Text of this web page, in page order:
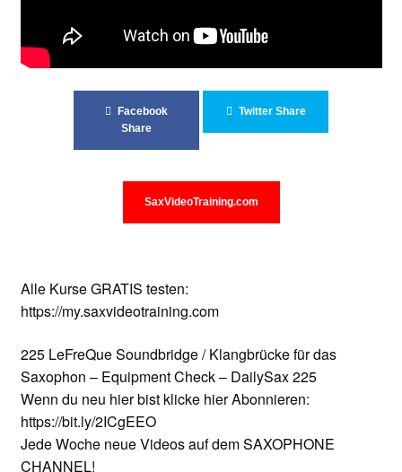
WORKSHOP
ÜBER UNS
Facebook
Share
Twitter Share
SaxVideoTraining.com
Alle Kurse GRATIS testen:
https://my.saxvideotraining.com
225 LeFreQue Soundbridge / Klangbrücke für das
Saxophon – Equipment Check – DailySax 225
Wenn du neu hier bist klicke hier Abonnieren:
https://bit.ly/2ICgEEO
Jede Woche neue Videos auf dem SAXOPHONE
CHANNEL!